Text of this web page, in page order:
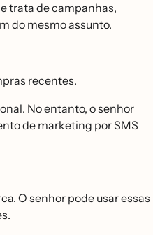
trata de campanhas,
do mesmo assunto.
recentes.
No entanto, o senhor
de marketing por SMS
O senhor pode usar essas